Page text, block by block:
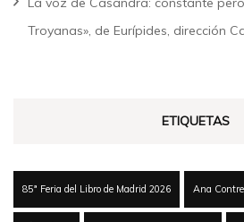
Troyanas», de Eurípides, dirección
ETIQUETAS
85ª Feria del Libro de Madrid 2026 Ana